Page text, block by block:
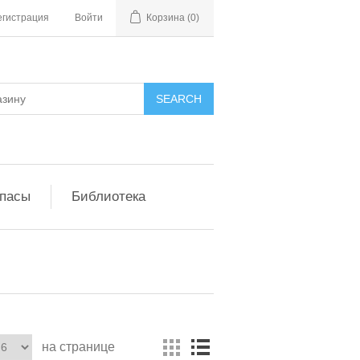
Войти Корзина (0)
Библиотека
на странице